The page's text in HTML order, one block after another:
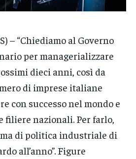
– “Chiediamo al Governo
per managerializzare
dieci anni, così da
di imprese italiane
con successo nel mondo e
nazionali. Per farlo,
di politica industriale di
all’anno”. Figure